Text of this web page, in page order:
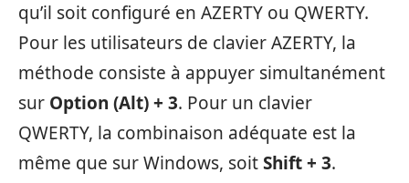
qu’il soit configuré en AZERTY ou QWERTY.
Pour les utilisateurs de clavier AZERTY, la
méthode consiste à appuyer simultanément
sur Option (Alt) + 3. Pour un clavier
QWERTY, la combinaison adéquate est la
même que sur Windows, soitShift + 3.